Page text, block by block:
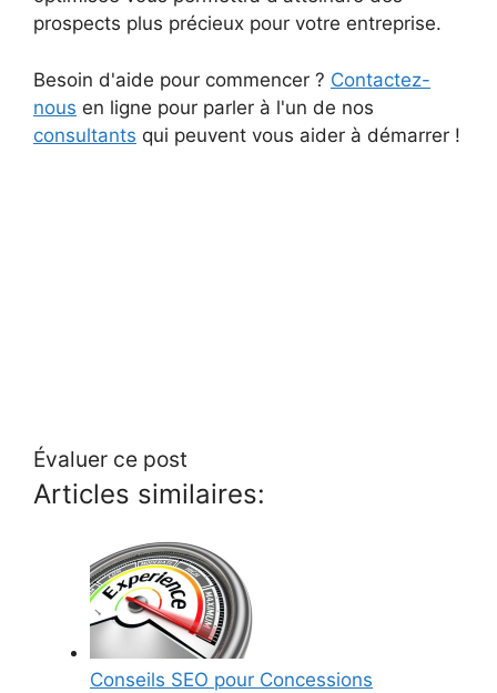
prospects plus précieux pour votre entreprise.
Besoin d'aide pour commencer ? Contactez-
nous en ligne pour parler à l'un de nos
consultants qui peuvent vous aider à démarrer !
Évaluer ce post
Articles similaires:
Conseils SEO pour Concessions